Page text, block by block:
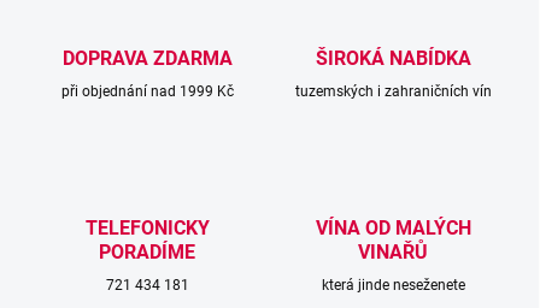
DOPRAVA ZDARMA
při objednání nad 1999 Kč
ŠIROKÁ NABÍDKA
tuzemských i zahraničních vín
TELEFONICKY
PORADÍME
721 434 181
VÍNA OD MALÝCH
VINAŘŮ
která jinde neseženete